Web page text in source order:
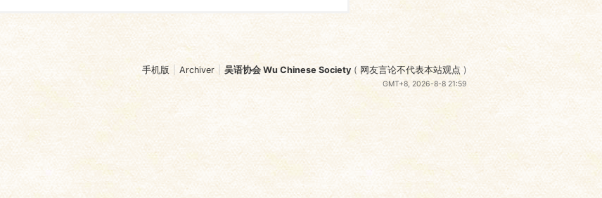
手机版 Archiver 吴语协会 Wu Chinese Society ( 网友言论不代表本站观点 )
GMT+8, 2026-8-8 21:59